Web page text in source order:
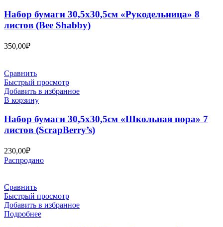
Набор бумаги 30,5х30,5см «Рукодельница» 8
листов (Bee Shabby)
350,00₽
Сравнить
Быстрый просмотр
Добавить в избранное
В корзину
Набор бумаги 30,5х30,5см «Школьная пора» 7
листов (ScrapBerry’s)
230,00₽
Распродано
Сравнить
Быстрый просмотр
Добавить в избранное
Подробнее